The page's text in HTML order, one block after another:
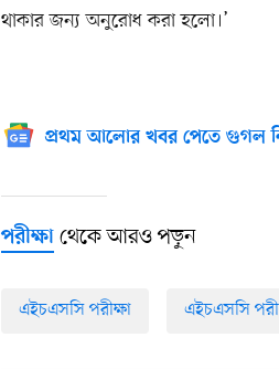
থাকার জন্য অনুরোধ করা হলো।’
প্রথম আলোর খবর পেতে গুগল
পরীক্ষা থেকে আরও পড়ুন
এইচএসসি পরীক্ষা এইচএসসি